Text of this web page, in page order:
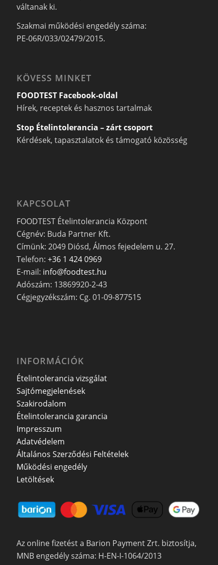
váltanak ki.
Szakmai működési engedély száma:
PE-06R/033/02479/2015.
KÖVESS MINKET
FOODTEST Facebook-oldal
Hírek, receptek és hasznos tartalmak
Stop Ételintolerancia – zárt csoport
Kérdések, tapasztalatok és támogató közösség
KAPCSOLAT
FOODTEST Ételintolerancia Központ
Cégnév: Buda Partner Kft.
Címünk: 2049 Diósd, Álmos fejedelem u. 27.
Telefon: +36 1 424 0969
E-mail: info@foodtest.hu
Adószám: 13869920-2-43
Cégjegyzékszám: Cg. 01-09-877515
INFORMÁCIÓK
Ételintolerancia vizsgálat
Sajtómegjelenések
Szakirodalom
Ételintolerancia garancia
Impresszum
Adatvédelem
Általános Szerződési Feltételek
Működési engedély
Letöltések
Az online fizetést a Barion Payment Zrt. biztosítja,
MNB engedély száma: H-EN-I-1064/2013